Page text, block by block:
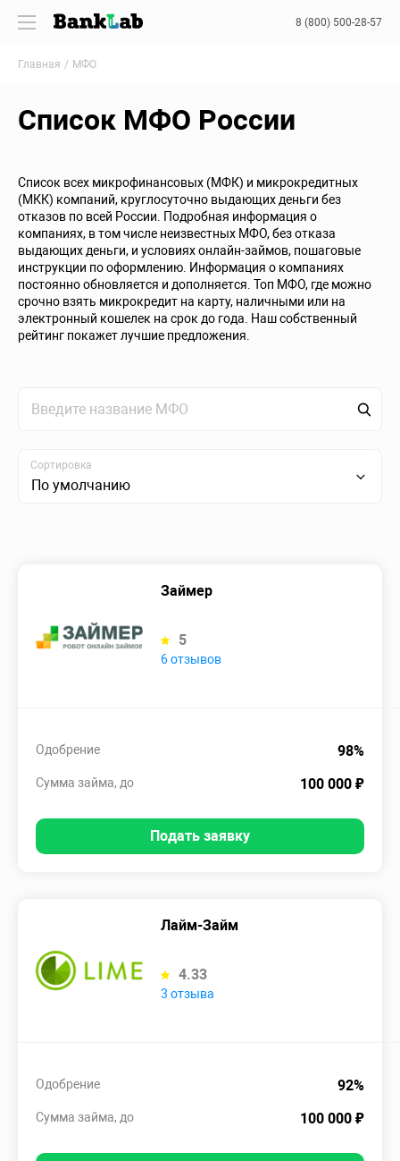
8 (800) 500-28-57
Главная МФО
Список МФО России
Список всех микрофинансовых (МФК) и микрокредитных
(МКК) компаний, круглосуточно выдающих деньги без
отказов по всей России. Подробная информация о
компаниях, в том числе неизвестных МФО, без отказа
выдающих деньги, и условиях онлайн-займов, пошаговые
инструкции по оформлению. Информация о компаниях
постоянно обновляется и дополняется. Топ МФО, где можно
срочно взять микрокредит на карту, наличными или на
электронный кошелек на срок до года. Наш собственный
рейтинг покажет лучшие предложения.
Сортировка
По умолчанию
Займер
5
6 отзывов
98%
Одобрение
100 000 ₽
Сумма займа, до
Подать заявку
Лайм-Займ
4.33
3 отзыва
92%
Одобрение
100 000 ₽
Сумма займа, до